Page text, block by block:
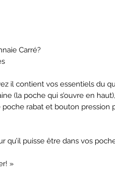
Carré?
il contient vos essentiels du
(la poche qui s’ouvre en
rabat et bouton pression
qu’il puisse être dans vos
»